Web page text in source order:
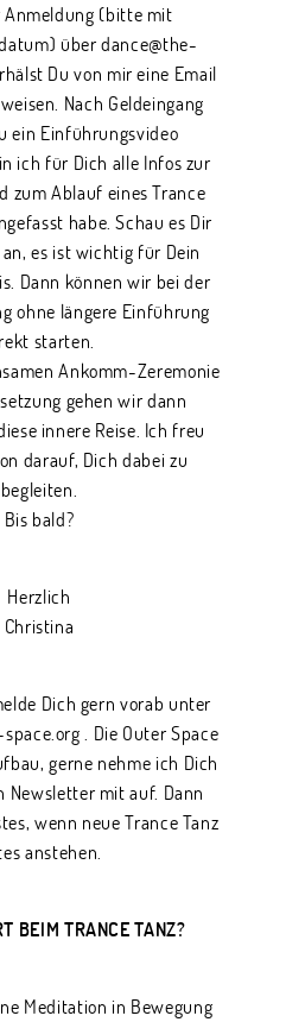
Anmeldung (bitte mit
über dance@the-
Du von mir eine Email
Nach Geldeingang
ein Einführungsvideo
ich für Dich alle Infos zur
zum Ablauf eines Trance
habe. Schau es Dir
es ist wichtig für Dein
Dann können wir bei der
ohne längere Einführung
starten.
Ankomm-Zeremonie
gehen wir dann
innere Reise. Ich freu
darauf, Dich dabei zu
begleiten.
Bis bald?
Herzlich
Christina
Dich gern vorab unter
. Die Outer Space
gerne nehme ich Dich
Newsletter mit auf. Dann
wenn neue Trance Tanz
anstehen.
BEIM TRANCE TANZ?
Meditation in Bewegung